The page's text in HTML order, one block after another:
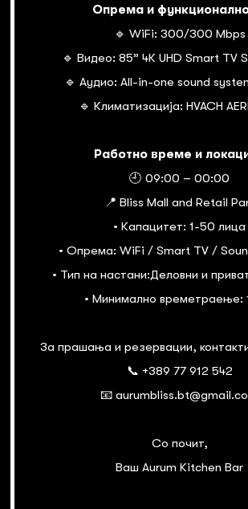
Опрема и
🔹 WiFi: 300/300 Mbps
🔹 Видео: 85” 4К UHD Smart TV
🔹 Аудио: All-in-one sound
🔹 Климатизација: HVACH
Работно време и
🕘 09:00 – 00:00
📍 Bliss Mall and Retail
• Капацитет: 1-50 лица
• Опрема: WiFi / Smart TV /
• Тип на настани:Деловни и
• Минимално времетраење:
За прашања и резервации,
📞 +389 77 912 542
📧
Со почит,
Ваш Aurum Kitchen Bar